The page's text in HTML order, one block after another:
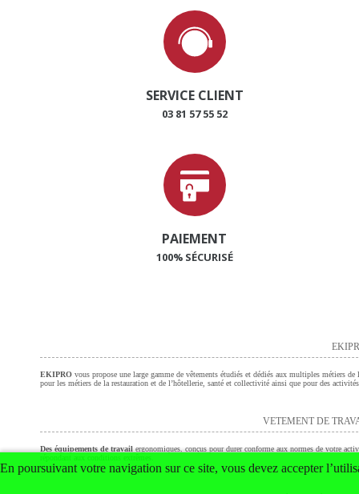
En poursuivant votre navigation sur ce site, vous devez accepter
SERVICE CLIENT
03 81 57 55 52
PAIEMENT
100% SÉCURISÉ
EKIPROvous propose une large gamme de vêtements étudiés et dédiés aux multiples métiers
pour les métiers de la restauration et de l’hôtellerie, santé et collectivité ainsi que pour des
VETEMENT DE
Des équipements de travailergonomiques, conçus pour durer conforme aux normes de votre